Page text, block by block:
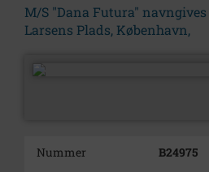
M/S "Dana Futura"
Larsens Plads, København,
Nummer
B24975